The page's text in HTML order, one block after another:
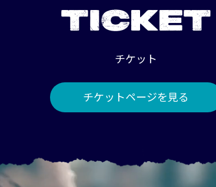
TICKET
チケット
チケットページを見る